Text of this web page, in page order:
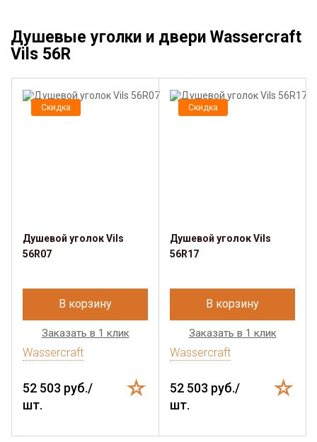
Душевые уголки и двери Wassercraft
Vils 56R
Скидка
Душевой уголок Vils
56R07
В корзину
Заказать в 1 клик
Wassercraft
52 503 руб./
шт.
Скидка
Душевой уголок Vils
56R17
В корзину
Заказать в 1 клик
Wassercraft
52 503 руб./
шт.